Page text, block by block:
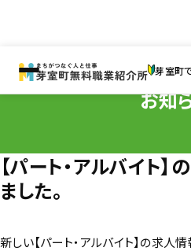
芽室町
お知
【パート・アルバイト
ました。
新しい【パート・アルバイト】の求人